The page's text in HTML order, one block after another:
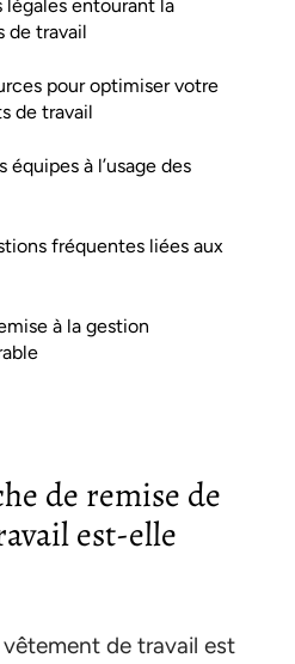
légales entourant la
de travail
pour optimiser votre
de travail
à l’usage des
fréquentes liées aux
à la gestion
de remise de
est-elle
de travail est